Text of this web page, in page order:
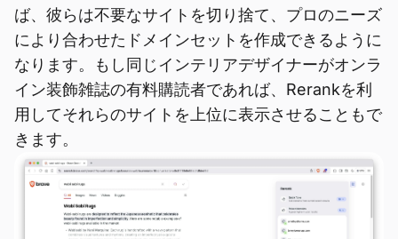
ば、彼らは不要なサイトを切り捨て、プロのニーズ
により合わせたドメインセットを作成できるように
なります。もし同じインテリアデザイナーがオンラ
イン装飾雑誌の有料購読者であれば、Rerankを利
用してそれらのサイトを上位に表示させることもで
きます。